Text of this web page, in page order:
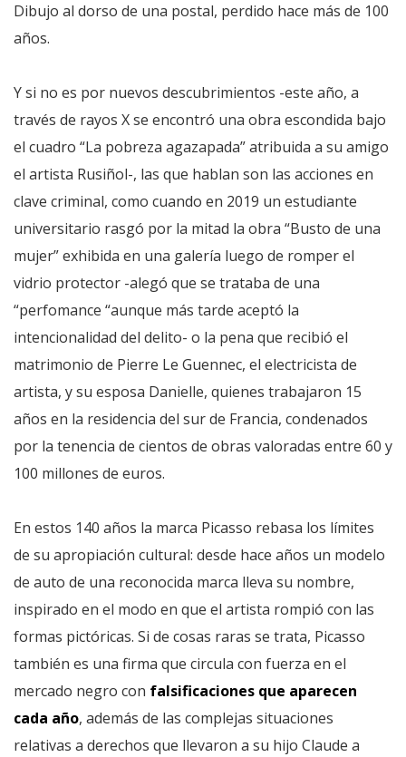
Dibujo al dorso de una postal, perdido hace más de 100
años.
Y si no es por nuevos descubrimientos -este año, a
través de rayos X se encontró una obra escondida bajo
el cuadro “La pobreza agazapada” atribuida a su amigo
el artista Rusiñol-, las que hablan son las acciones en
clave criminal, como cuando en 2019 un estudiante
universitario rasgó por la mitad la obra “Busto de una
mujer” exhibida en una galería luego de romper el
vidrio protector -alegó que se trataba de una
“perfomance “aunque más tarde aceptó la
intencionalidad del delito- o la pena que recibió el
matrimonio de Pierre Le Guennec, el electricista de
artista, y su esposa Danielle, quienes trabajaron 15
años en la residencia del sur de Francia, condenados
por la tenencia de cientos de obras valoradas entre 60 y
100 millones de euros.
En estos 140 años la marca Picasso rebasa los límites
de su apropiación cultural: desde hace años un modelo
de auto de una reconocida marca lleva su nombre,
inspirado en el modo en que el artista rompió con las
formas pictóricas. Si de cosas raras se trata, Picasso
también es una firma que circula con fuerza en el
mercado negro con falsificaciones que aparecen
cada año, además de las complejas situaciones
relativas a derechos que llevaron a su hijo Claude a